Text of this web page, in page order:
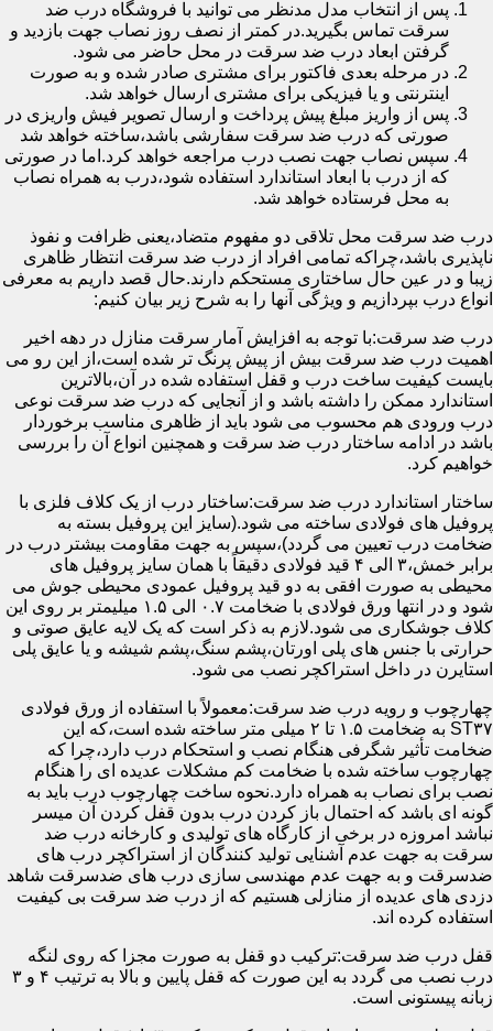
پس از انتخاب مدل مدنظر می توانید با فروشگاه درب ضد
سرقت تماس بگیرید.در کمتر از نصف روز نصاب جهت بازدید و
گرفتن ابعاد درب ضد سرقت در محل حاضر می شود.
در مرحله بعدی فاکتور برای مشتری صادر شده و به صورت
اینترنتی و یا فیزیکی برای مشتری ارسال خواهد شد.
پس از واریز مبلغ پیش پرداخت و ارسال تصویر فیش واریزی در
صورتی که درب ضد سرقت سفارشی باشد،ساخته خواهد شد
سپس نصاب جهت نصب درب مراجعه خواهد کرد.اما در صورتی
که از درب با ابعاد استاندارد استفاده شود،درب به همراه نصاب
به محل فرستاده خواهد شد.
درب ضد سرقت محل تلاقی دو مفهوم متضاد،یعنی ظرافت و نفوذ
ناپذیری باشد،چراکه تمامی افراد از درب ضد سرقت انتظار ظاهری
زیبا و در عین حال ساختاری مستحکم دارند.حال قصد داریم به معرفی
انواع درب بپردازیم و ویژگی آنها را به شرح زیر بیان کنیم:
درب ضد سرقت:با توجه به افزایش آمار سرقت منازل در دهه اخیر
اهمیت درب ضد سرقت بیش از پیش پرنگ تر شده است،از این رو می
بایست کیفیت ساخت درب و قفل استفاده شده در آن،بالاترین
استاندارد ممکن را داشته باشد و از آنجایی که درب ضد سرقت نوعی
درب ورودی هم محسوب می شود باید از ظاهری مناسب برخوردار
باشد در ادامه ساختار درب ضد سرقت و همچنین انواع آن را بررسی
خواهیم کرد.
ساختار استاندارد درب ضد سرقت:ساختار درب از یک کلاف فلزی با
پروفیل های فولادی ساخته می شود.(سایز این پروفیل بسته به
ضخامت درب تعیین می گردد)،سپس به جهت مقاومت بیشتر درب در
برابر خمش،۳ الی ۴ قید فولادی دقیقاً با همان سایز پروفیل های
محیطی به صورت افقی به دو قید پروفیل عمودی محیطی جوش می
شود و در انتها ورق فولادی با ضخامت ۰.۷ الی ۱.۵ میلیمتر بر روی این
کلاف جوشکاری می شود.لازم به ذکر است که یک لایه عایق صوتی و
حرارتی با جنس های پلی اورتان،پشم سنگ،پشم شیشه و یا عایق پلی
استایرن در داخل استراکچر نصب می شود.
چهارچوب و رویه درب ضد سرقت:معمولاً با استفاده از ورق فولادی
ST۳۷ به ضخامت ۱.۵ تا ۲ میلی متر ساخته شده است،که این
ضخامت تأثیر شگرفی هنگام نصب و استحکام درب دارد،چرا که
چهارچوب ساخته شده با ضخامت کم مشکلات عدیده ای را هنگام
نصب برای نصاب به همراه دارد.نحوه ساخت چهارچوب درب باید به
گونه ای باشد که احتمال باز کردن درب بدون قفل کردن آن میسر
نباشد امروزه در برخی از کارگاه های تولیدی و کارخانه درب ضد
سرقت به جهت عدم آشنایی تولید کنندگان از استراکچر درب های
ضدسرقت و به جهت عدم مهندسی سازی درب های ضدسرقت شاهد
دزدی های عدیده از منازلی هستیم که از درب ضد سرقت بی کیفیت
استفاده کرده اند.
قفل درب ضد سرقت:ترکیب دو قفل به صورت مجزا که روی لنگه
درب نصب می گردد به این صورت که قفل پایین و بالا به ترتیب ۴ و ۳
زبانه پیستونی است.